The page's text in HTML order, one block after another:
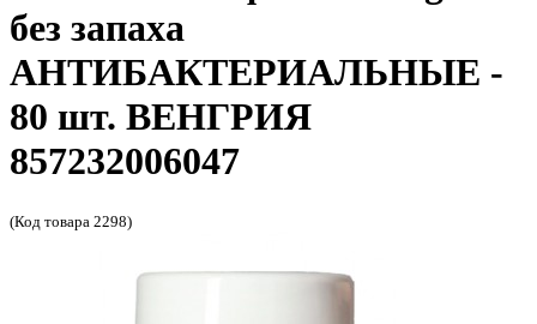
без запаха
АНТИБАКТЕРИАЛЬНЫЕ -
80 шт. ВЕНГРИЯ
857232006047
(Код товара 2298)